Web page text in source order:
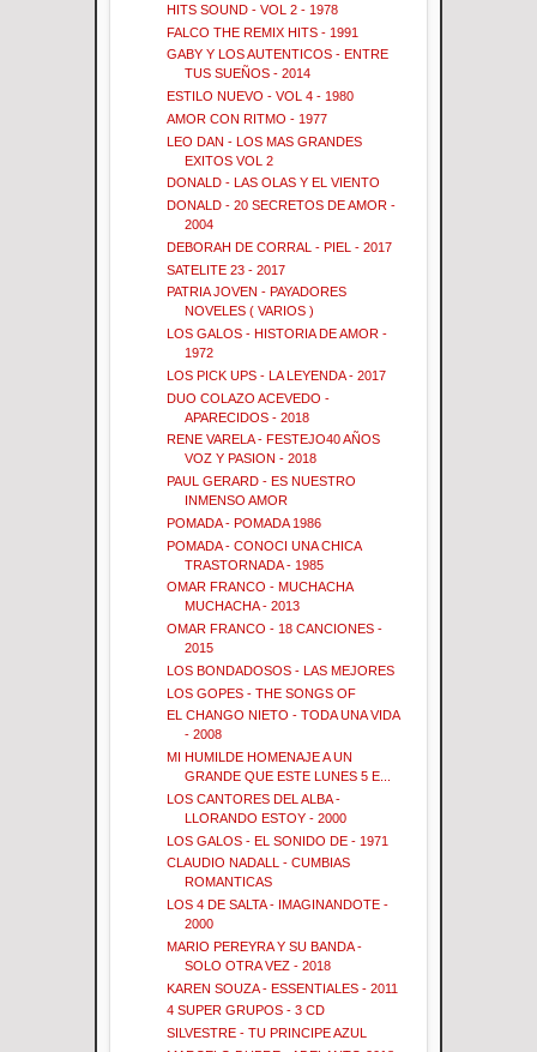
HITS SOUND - VOL 2 - 1978
FALCO THE REMIX HITS - 1991
GABY Y LOS AUTENTICOS - ENTRE
TUS SUEÑOS - 2014
ESTILO NUEVO - VOL 4 - 1980
AMOR CON RITMO - 1977
LEO DAN - LOS MAS GRANDES
EXITOS VOL 2
DONALD - LAS OLAS Y EL VIENTO
DONALD - 20 SECRETOS DE AMOR -
2004
DEBORAH DE CORRAL - PIEL - 2017
SATELITE 23 - 2017
PATRIA JOVEN - PAYADORES
NOVELES ( VARIOS )
LOS GALOS - HISTORIA DE AMOR -
1972
LOS PICK UPS - LA LEYENDA - 2017
DUO COLAZO ACEVEDO -
APARECIDOS - 2018
RENE VARELA - FESTEJO40 AÑOS
VOZ Y PASION - 2018
PAUL GERARD - ES NUESTRO
INMENSO AMOR
POMADA - POMADA 1986
POMADA - CONOCI UNA CHICA
TRASTORNADA - 1985
OMAR FRANCO - MUCHACHA
MUCHACHA - 2013
OMAR FRANCO - 18 CANCIONES -
2015
LOS BONDADOSOS - LAS MEJORES
LOS GOPES - THE SONGS OF
EL CHANGO NIETO - TODA UNA VIDA
- 2008
MI HUMILDE HOMENAJE A UN
GRANDE QUE ESTE LUNES 5 E...
LOS CANTORES DEL ALBA -
LLORANDO ESTOY - 2000
LOS GALOS - EL SONIDO DE - 1971
CLAUDIO NADALL - CUMBIAS
ROMANTICAS
LOS 4 DE SALTA - IMAGINANDOTE -
2000
MARIO PEREYRA Y SU BANDA -
SOLO OTRA VEZ - 2018
KAREN SOUZA - ESSENTIALES - 2011
4 SUPER GRUPOS - 3 CD
SILVESTRE - TU PRINCIPE AZUL